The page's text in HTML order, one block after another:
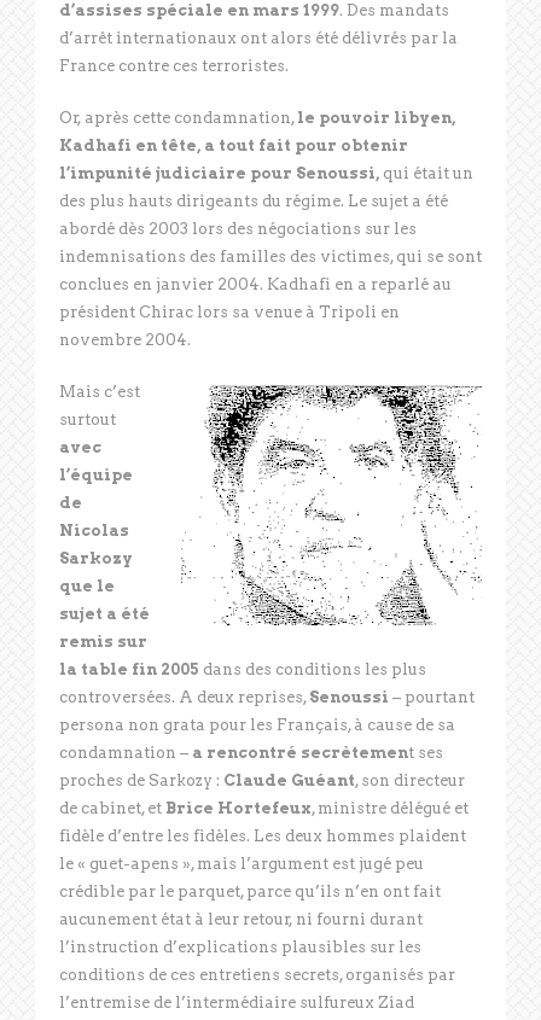
d’assises spéciale en mars 1999. Des mandats
d’arrêt internationaux ont alors été délivrés par la
France contre ces terroristes.
Or, après cette condamnation, le pouvoir libyen,
Kadhafi en tête, a tout fait pour obtenir
l’impunité judiciaire pour Senoussi, qui était un
des plus hauts dirigeants du régime. Le sujet a été
abordé dès 2003 lors des négociations sur les
indemnisations des familles des victimes, qui se sont
conclues en janvier 2004. Kadhafi en a reparlé au
président Chirac lors sa venue à Tripoli en
novembre 2004.
Mais c’est
surtout
avec
l’équipe
de
Nicolas
Sarkozy
que le
sujet a été
remis sur
la table fin 2005 dans des conditions les plus
controversées. A deux reprises, Senoussi – pourtant
persona non grata pour les Français, à cause de sa
condamnation – a rencontré secrètement ses
proches de Sarkozy : Claude Guéant, son directeur
de cabinet, et Brice Hortefeux, ministre délégué et
fidèle d’entre les fidèles. Les deux hommes plaident
le « guet-apens », mais l’argument est jugé peu
crédible par le parquet, parce qu’ils n’en ont fait
aucunement état à leur retour, ni fourni durant
l’instruction d’explications plausibles sur les
conditions de ces entretiens secrets, organisés par
l’entremise de l’intermédiaire sulfureux Ziad